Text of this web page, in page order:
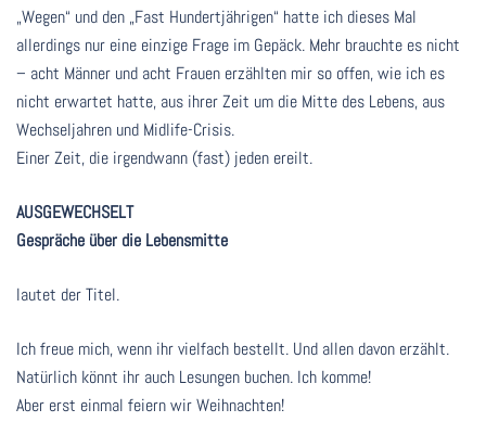
„Wegen“ und den „Fast Hundertjährigen“ hatte ich dieses Mal
allerdings nur eine einzige Frage im Gepäck. Mehr brauchte es nicht
– acht Männer und acht Frauen erzählten mir so offen, wie ich es
nicht erwartet hatte, aus ihrer Zeit um die Mitte des Lebens, aus
Wechseljahren und Midlife-Crisis.
Einer Zeit, die irgendwann (fast) jeden ereilt.
AUSGEWECHSELT
Gespräche über die Lebensmitte
lautet der Titel.
Ich freue mich, wenn ihr vielfach bestellt. Und allen davon erzählt.
Natürlich könnt ihr auch Lesungen buchen. Ich komme!
Aber erst einmal feiern wir Weihnachten!